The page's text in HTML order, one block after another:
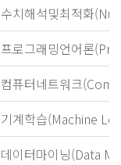
수치해석및최적화
프로그래밍언어론
컴퓨터네트워크
기계학습(Machine
데이터마이닝(Data